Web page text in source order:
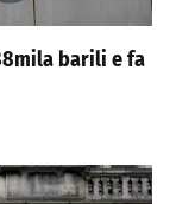
barili e fa